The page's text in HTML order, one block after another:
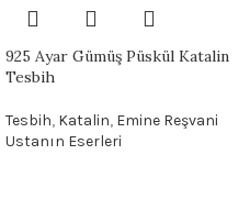
925 Ayar Gümüş Püskül Katalin
Tesbih
Tesbih, Katalin, Emine Reşvani
Ustanın Eserleri